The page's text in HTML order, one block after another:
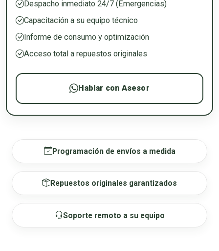
Despacho inmediato 24/7 (Emergencias)
Capacitación a su equipo técnico
Informe de consumo y optimización
Acceso total a repuestos originales
Hablar con Asesor
Programación de envíos a medida
Repuestos originales garantizados
Soporte remoto a su equipo